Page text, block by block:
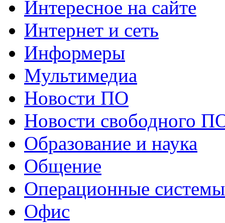
Интересное на сайте
Интернет и сеть
Информеры
Мультимедиа
Новости ПО
Новости свободного
Образование и наука
Общение
Операционные системы
Офис